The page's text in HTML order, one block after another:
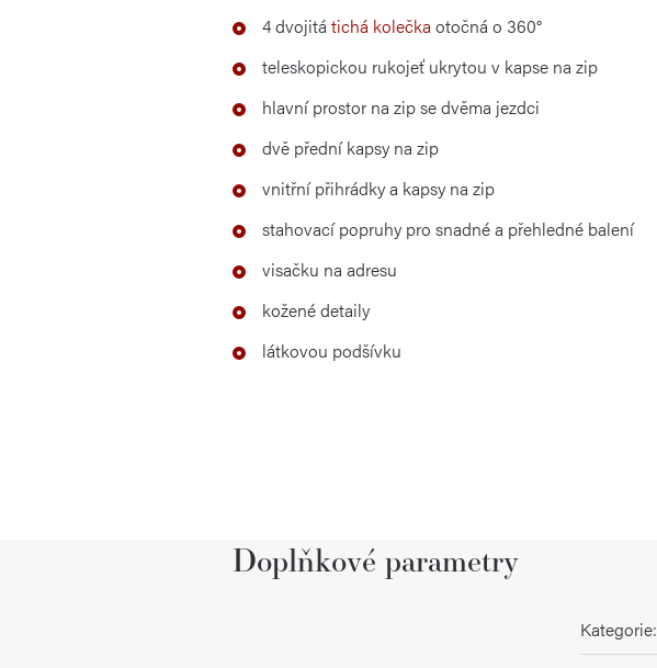
4 dvojitá tichá kolečka otočná o 360°
teleskopickou rukojeť ukrytou v kapse na zip
hlavní prostor na zip se dvěma jezdci
dvě přední kapsy na zip
vnitřní přihrádky a kapsy na zip
stahovací popruhy pro snadné a přehledné balení
visačku na adresu
kožené detaily
látkovou podšívku
Doplňkové parametry
Kategorie: